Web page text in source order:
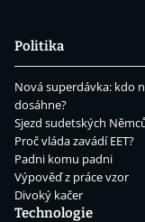
Politika
Nová superdávka: kdo
dosáhne?
Sjezd sudetských
Proč vláda zavádí EET?
Padni komu padni
Výpověď z práce vzor
Divoký kačer
Technologie